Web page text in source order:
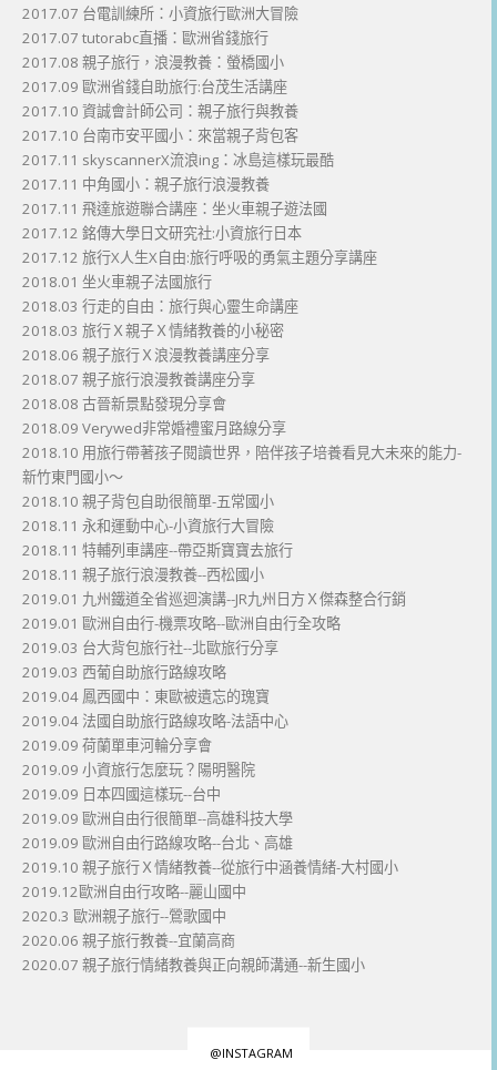
2017.07 台電訓練所：小資旅行歐洲大冒險
2017.07 tutorabc直播：歐洲省錢旅行
2017.08 親子旅行，浪漫教養：螢橋國小
2017.09 歐洲省錢自助旅行:台茂生活講座
2017.10 資誠會計師公司：親子旅行與教養
2017.10 台南市安平國小：來當親子背包客
2017.11 skyscannerX流浪ing：冰島這樣玩最酷
2017.11 中角國小：親子旅行浪漫教養
2017.11 飛達旅遊聯合講座：坐火車親子遊法國
2017.12 銘傳大學日文研究社:小資旅行日本
2017.12 旅行X人生X自由:旅行呼吸的勇氣主題分享講座
2018.01 坐火車親子法國旅行
2018.03 行走的自由：旅行與心靈生命講座
2018.03 旅行Ｘ親子Ｘ情緒教養的小秘密
2018.06 親子旅行Ｘ浪漫教養講座分享
2018.07 親子旅行浪漫教養講座分享
2018.08 古晉新景點發現分享會
2018.09 Verywed非常婚禮蜜月路線分享
2018.10 用旅行帶著孩子閱讀世界，陪伴孩子培養看見大未來的能力-
新竹東門國小～
2018.10 親子背包自助很簡單-五常國小
2018.11 永和運動中心-小資旅行大冒險
2018.11 特輔列車講座--帶亞斯寶寶去旅行
2018.11 親子旅行浪漫教養--西松國小
2019.01 九州鐵道全省巡迴演講--JR九州日方Ｘ傑森整合行銷
2019.01 歐洲自由行-機票攻略--歐洲自由行全攻略
2019.03 台大背包旅行社--北歐旅行分享
2019.03 西葡自助旅行路線攻略
2019.04 鳳西國中：東歐被遺忘的瑰寶
2019.04 法國自助旅行路線攻略-法語中心
2019.09 荷蘭單車河輪分享會
2019.09 小資旅行怎麼玩？陽明醫院
2019.09 日本四國這樣玩--台中
2019.09 歐洲自由行很簡單--高雄科技大學
2019.09 歐洲自由行路線攻略--台北、高雄
2019.10 親子旅行Ｘ情緒教養--從旅行中涵養情緒-大村國小
2019.12歐洲自由行攻略--麗山國中
2020.3 歐洲親子旅行--鶯歌國中
2020.06 親子旅行教養--宜蘭高商
2020.07 親子旅行情緒教養與正向親師溝通--新生國小
@INSTAGRAM